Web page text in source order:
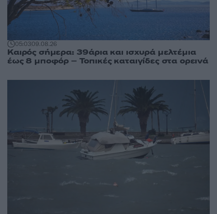
05:0309.08.26
Καιρός σήμερα: 39άρια και ισχυρά μελτέμια
έως 8 μποφόρ – Τοπικές καταιγίδες στα ορεινά